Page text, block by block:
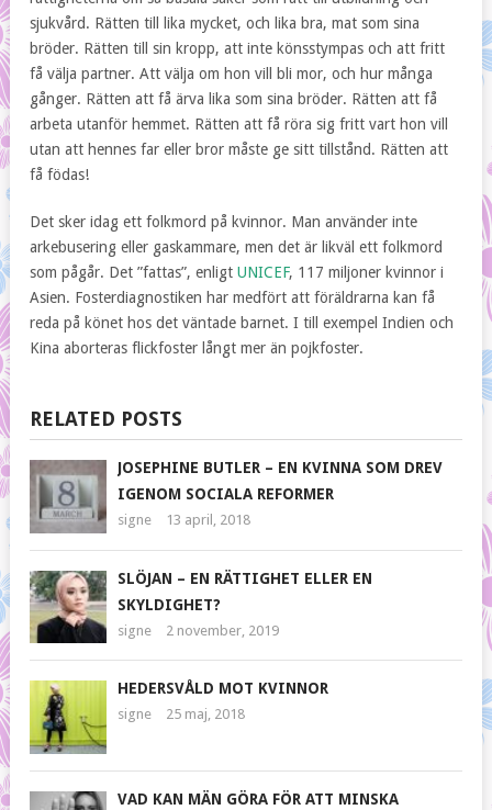
sjukvård. Rätten till lika mycket, och lika bra, mat som sina
bröder. Rätten till sin kropp, att inte könsstympas och att fritt
få välja partner. Att välja om hon vill bli mor, och hur många
gånger. Rätten att få ärva lika som sina bröder. Rätten att få
arbeta utanför hemmet. Rätten att få röra sig fritt vart hon vill
utan att hennes far eller bror måste ge sitt tillstånd. Rätten att
få födas!
Det sker idag ett folkmord på kvinnor. Man använder inte
arkebusering eller gaskammare, men det är likväl ett folkmord
som pågår. Det ”fattas”, enligt UNICEF, 117 miljoner kvinnor i
Asien. Fosterdiagnostiken har medfört att föräldrarna kan få
reda på könet hos det väntade barnet. I till exempel Indien och
Kina aborteras flickfoster långt mer än pojkfoster.
RELATED POSTS
JOSEPHINE BUTLER – EN KVINNA SOM DREV
IGENOM SOCIALA REFORMER
signe 13 april, 2018
SLÖJAN – EN RÄTTIGHET ELLER EN
SKYLDIGHET?
signe 2 november, 2019
HEDERSVÅLD MOT KVINNOR
signe 25 maj, 2018
VAD KAN MÄN GÖRA FÖR ATT MINSKA